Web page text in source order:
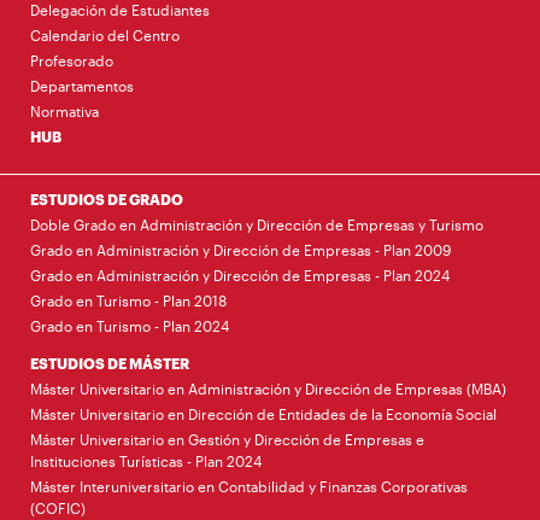
Delegación de Estudiantes
Calendario del Centro
Profesorado
Departamentos
Normativa
HUB
ESTUDIOS DE GRADO
Doble Grado en Administración y Dirección de Empresas y Turismo
Grado en Administración y Dirección de Empresas - Plan 2009
Grado en Administración y Dirección de Empresas - Plan 2024
Grado en Turismo - Plan 2018
Grado en Turismo - Plan 2024
ESTUDIOS DE MÁSTER
Máster Universitario en Administración y Dirección de Empresas (MBA)
Máster Universitario en Dirección de Entidades de la Economía Social
Máster Universitario en Gestión y Dirección de Empresas e
Instituciones Turísticas - Plan 2024
Máster Interuniversitario en Contabilidad y Finanzas Corporativas
(COFIC)